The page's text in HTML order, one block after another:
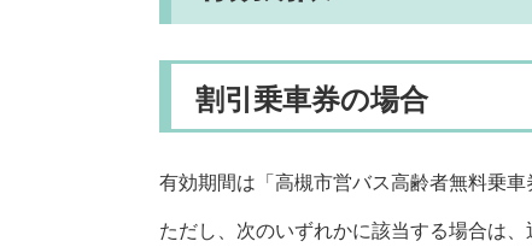
割引乗車券の場合
有効期間は「高槻市営バス高齢者無料乗車
ただし、次のいずれかに該当する場合は、